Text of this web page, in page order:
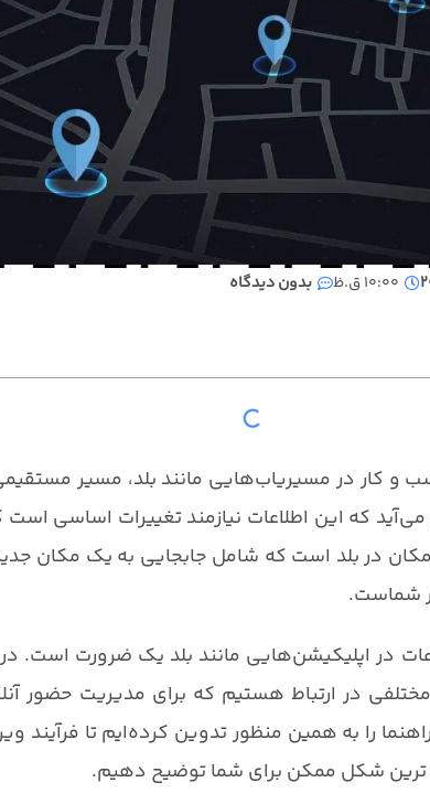
10:00 ق.ظ بدون دیدگاه
و کار در مسیریاب‌هایی مانند بلد، مسیر
که این اطلاعات نیازمند تغییرات اساسی است
در بلد است که شامل جابجایی به یک مکان
شماست.
در اپلیکیشن‌هایی مانند بلد یک ضرورت است.
در ارتباط هستیم که برای مدیریت حضور
را به همین منظور تدوین کرده‌ایم تا فرآیند
ترین شکل ممکن برای شما توضیح دهیم.